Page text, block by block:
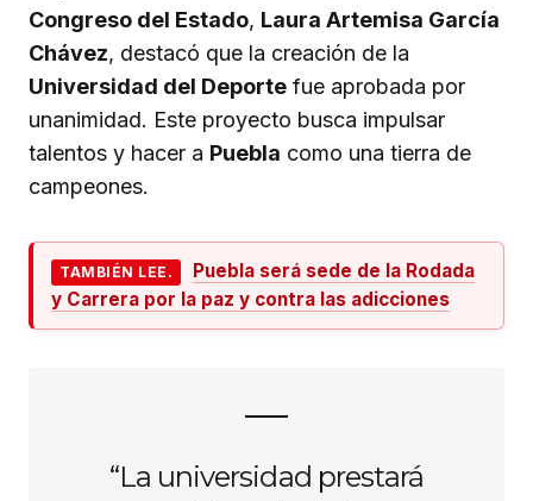
Congreso del Estado, Laura Artemisa García
Chávez, destacó que la creación de la
Universidad del Deporte fue aprobada por
unanimidad. Este proyecto busca impulsar
talentos y hacer a Puebla como una tierra de
campeones.
TAMBIÉN LEE.
Puebla será sede de la Rodada
y Carrera por la paz y contra las adicciones
“La universidad prestará